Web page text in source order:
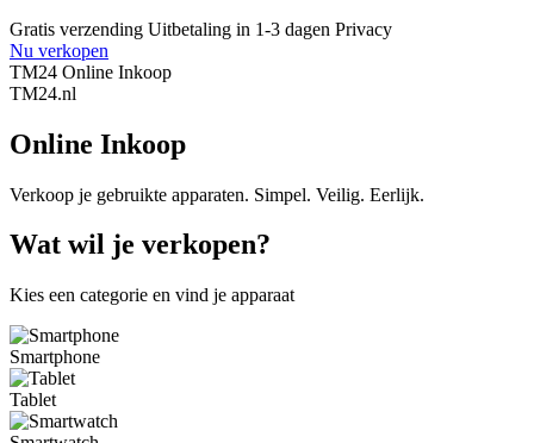
Gratis verzending Uitbetaling in 1-3 dagen Privacy
Nu verkopen
TM24 Online Inkoop
TM24.nl
Online Inkoop
Verkoop je gebruikte apparaten. Simpel. Veilig. Eerlijk.
Wat wil je verkopen?
Kies een categorie en vind je apparaat
Smartphone
Tablet